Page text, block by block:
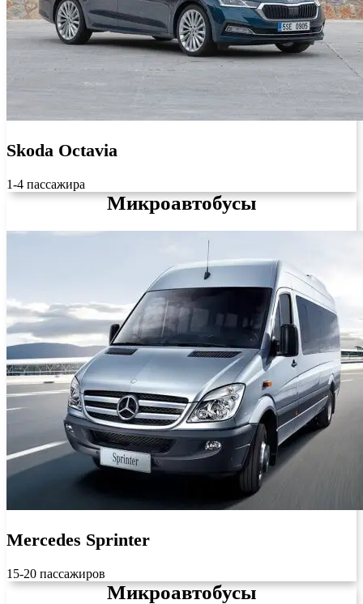
Skoda Octavia
1-4 пассажира
Микроавтобусы
Mercedes Sprinter
15-20 пассажиров
Микроавтобусы